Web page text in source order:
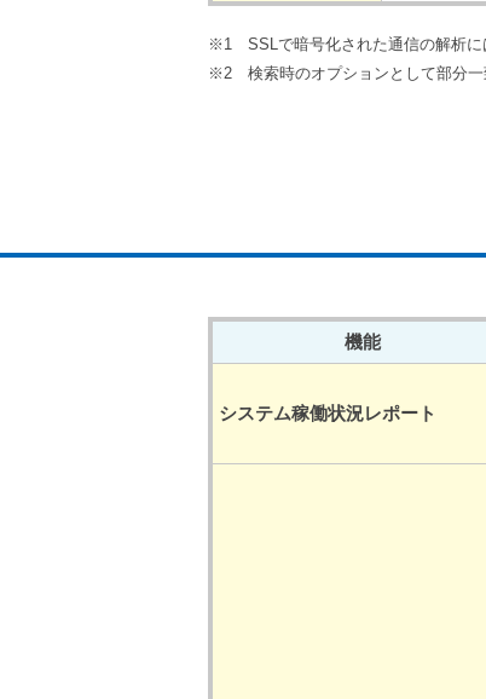
※1 SSLで暗号化された通信の解析に
※2 検索時のオプションとして部分一
機能
システム稼働状況レポート